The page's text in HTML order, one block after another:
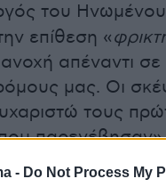
- Do Not Process My
του Ηνωμένου
επίθεση «
απέναντι
μας. Οι
τους
που